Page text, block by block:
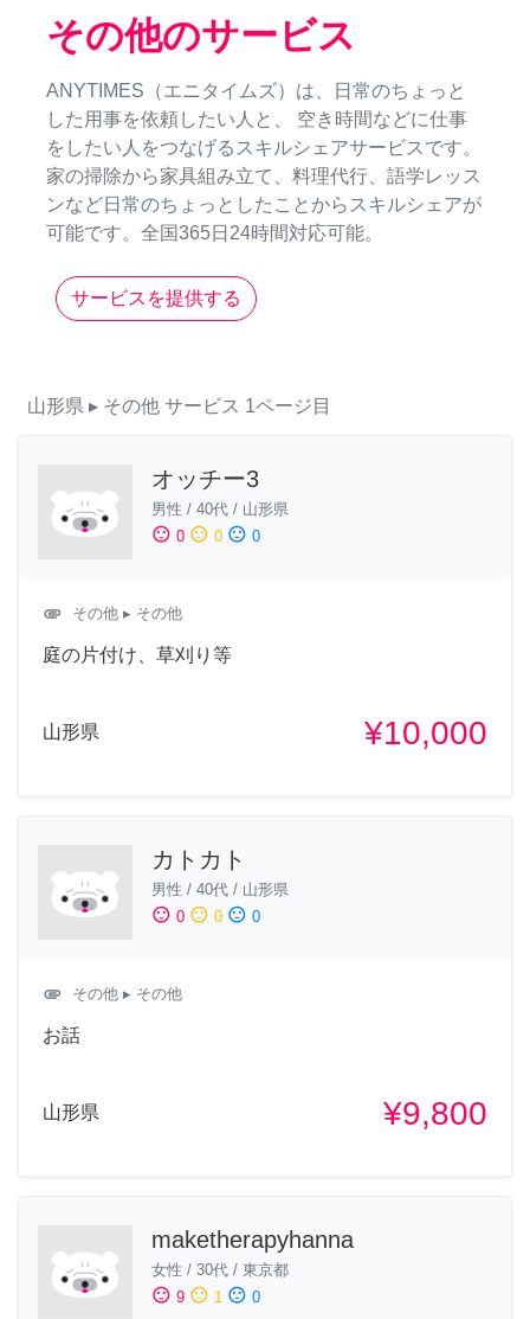
その他のサービス
ANYTIMES（エニタイムズ）は、日常のちょっと
した用事を依頼したい人と、 空き時間などに仕事
をしたい人をつなげるスキルシェアサービスです。
家の掃除から家具組み立て、料理代行、語学レッス
ンなど日常のちょっとしたことからスキルシェアが
可能です。全国365日24時間対応可能。
サービスを提供する
山形県 ▸ その他 サービス 1ページ目
オッチー3
男性 / 40代 / 山形県
sentiment_satisfied 0 sentiment_neutral 0 sentiment_dissatisfied 0
attachment その他 ▸ その他
庭の片付け、草刈り等
山形県 ¥10,000
カトカト
男性 / 40代 / 山形県
sentiment_satisfied 0 sentiment_neutral 0 sentiment_dissatisfied 0
attachment その他 ▸ その他
お話
山形県 ¥9,800
maketherapyhanna
女性 / 30代 / 東京都
sentiment_satisfied 9 sentiment_neutral 1 sentiment_dissatisfied 0